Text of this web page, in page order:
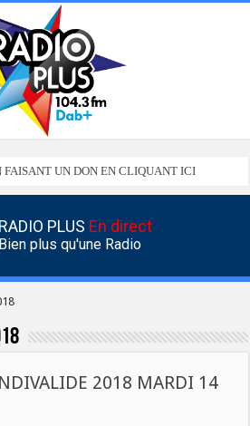
FAISANT UN DON EN CLIQUANT ICI
RADIO PLUS En direct
Bien plus qu'une Radio
2018 MARDI 14